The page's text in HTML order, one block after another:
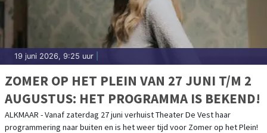
19 juni 2026, 9:25 uur
ZOMER OP HET PLEIN VAN 27 JUNI T/M 2
AUGUSTUS: HET PROGRAMMA IS BEKEND!
ALKMAAR - Vanaf zaterdag 27 juni verhuist Theater De Vest haar
programmering naar buiten en is het weer tijd voor Zomer op het Plein!